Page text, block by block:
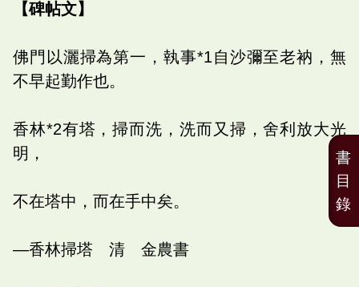
【碑帖文】
佛門以灑掃為第一，執事*1自沙彌至老衲，無
不早起勤作也。
香林*2有塔，掃而洗，洗而又掃，舍利放大光
明，
不在塔中，而在手中矣。
—香林掃塔 清 金農書
書
目
錄